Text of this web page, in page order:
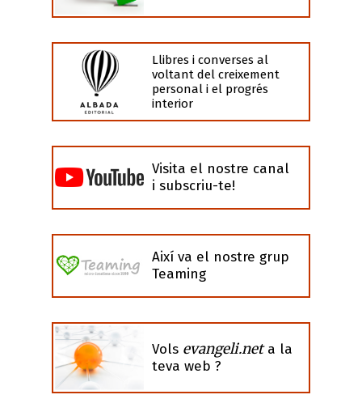
Llibres i converses al
voltant del creixement
personal i el progrés
interior
Visita el nostre canal
i subscriu-te!
Així va el nostre grup
Teaming
Vols evangeli.neta la
teva web ?